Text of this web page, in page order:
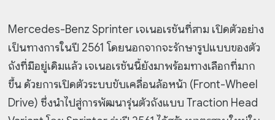
Mercedes-Benz Sprinter เจเนอเรชันที่สาม เปิดตัวอย่าง
เป็นทางการในปี 2561 โดยนอกจากจะรักษารูปแบบของตัว
ถังที่มีอยู่เดิมแล้ว เจเนอเรชันนี้ยังมาพร้อมทางเลือกที่มาก
ขึ้น ด้วยการเปิดตัวระบบขับเคลื่อนล้อหน้า (Front-Wheel
Drive) ซึ่งนำไปสู่การพัฒนารุ่นตัวถังแบบ Traction Head